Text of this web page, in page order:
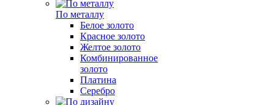
По металлу
Белое золото
Красное золото
Желтое золото
Комбинированное
золото
Платина
Серебро